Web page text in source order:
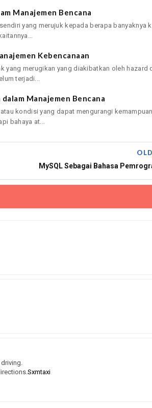
Manajemen Bencana
yang merujuk kepada berapa banyaknya
Kebencanaan
yang merugikan yang diakibatkan oleh hazard
terjadi...
Manajemen Bencana
kondisi yang dapat mengurangi
bahaya at...
MySQL Sebagai Bahasa
Sxmtaxi